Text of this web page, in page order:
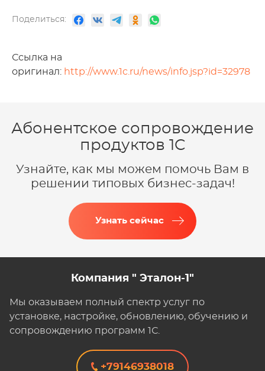
Поделиться:
Ссылка на
оригинал: http://www.1c.ru/news/info.jsp?id=32978
Абонентское сопровождение
продуктов 1C
Узнайте, как мы можем помочь Вам в
решении типовых бизнес-задач!
Узнать сейчас
Компания " Эталон-1"
Мы оказываем полный спектр услуг по
установке, настройке, обновлению, обучению и
сопровождению программ 1С.
+79146938018